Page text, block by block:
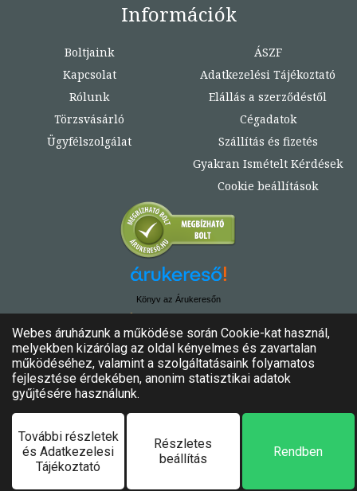
Információk
Boltjaink
Kapcsolat
Rólunk
Törzsvásárló
Ügyfélszolgálat
ÁSZF
Adatkezelési Tájékoztató
Elállás a szerződéstől
Cégadatok
Szállítás és fizetés
Gyakran Ismételt Kérdések
Cookie beállítások
Könyv az Árukeresőn
Minden jog fenntartva!
Felhasználási feltételek